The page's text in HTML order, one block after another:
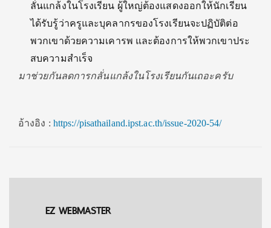
ลั่นแกล้งในโรงเรียน ผู้ใหญ่ต้องแสดงออกให้นักเรียน
ได้รับรู้ว่าครูและบุคลากรของโรงเรียนจะปฏิบัติต่อ
พวกเขาด้วยความเคารพ และต้องการให้พวกเขาประ
สบความสําเร็จ
มาช่วยกันลดการกลั่นแกล้งในโรงเรียนกันเถอะครับ
อ้างอิง : https://pisathailand.ipst.ac.th/issue-2020-54/
EZ WEBMASTER